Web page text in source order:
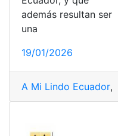
además resultan ser
una
19/01/2026
A Mi Lindo Ecuador,